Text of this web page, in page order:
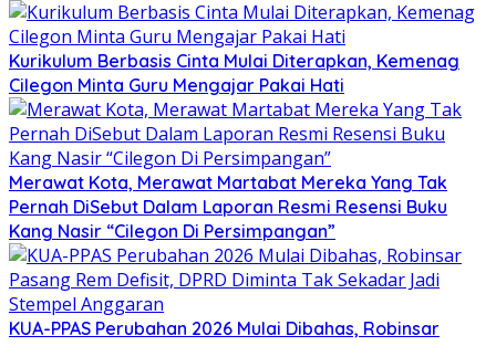
Kurikulum Berbasis Cinta Mulai Diterapkan, Kemenag
Cilegon Minta Guru Mengajar Pakai Hati
Merawat Kota, Merawat Martabat Mereka Yang Tak
Pernah DiSebut Dalam Laporan Resmi Resensi Buku
Kang Nasir “Cilegon Di Persimpangan”
KUA-PPAS Perubahan 2026 Mulai Dibahas, Robinsar